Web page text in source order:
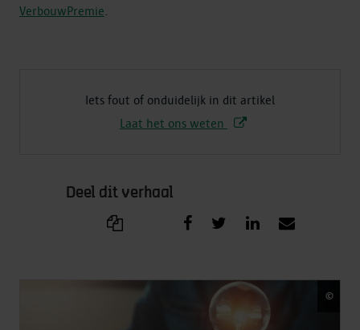
VerbouwPremie.
Iets fout of onduidelijk in dit artikel
Laat het ons weten
Deel dit verhaal
©